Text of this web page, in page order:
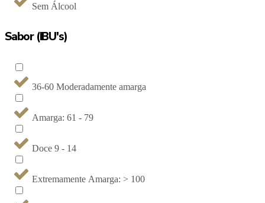
Sem Álcool
Sabor (IBU's)
36-60 Moderadamente amarga
Amarga: 61 - 79
Doce 9 - 14
Extremamente Amarga: > 100